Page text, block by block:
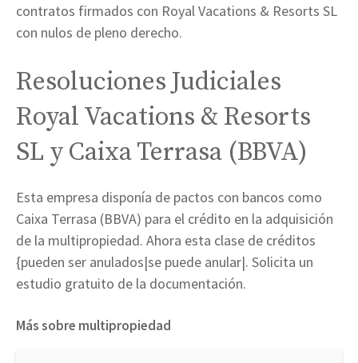
contratos firmados con Royal Vacations & Resorts SL
con nulos de pleno derecho.
Resoluciones Judiciales
Royal Vacations & Resorts
SL y Caixa Terrasa (BBVA)
Esta empresa disponía de pactos con bancos como
Caixa Terrasa (BBVA) para el crédito en la adquisición
de la multipropiedad. Ahora esta clase de créditos
{pueden ser anulados|se puede anular|. Solicita un
estudio gratuito de la documentación.
Más sobre multipropiedad